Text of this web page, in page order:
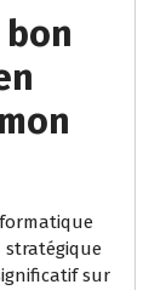
stratégique
sur